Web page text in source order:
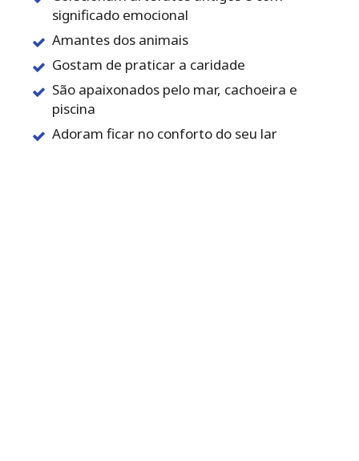
significado emocional
Amantes dos animais
Gostam de praticar a caridade
São apaixonados pelo mar, cachoeira e
piscina
Adoram ficar no conforto do seu lar